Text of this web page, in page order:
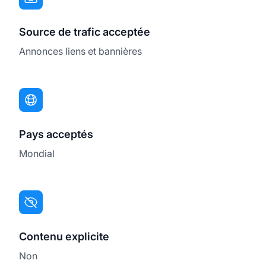
Source de trafic acceptée
Annonces liens et bannières
Pays acceptés
Mondial
Contenu explicite
Non